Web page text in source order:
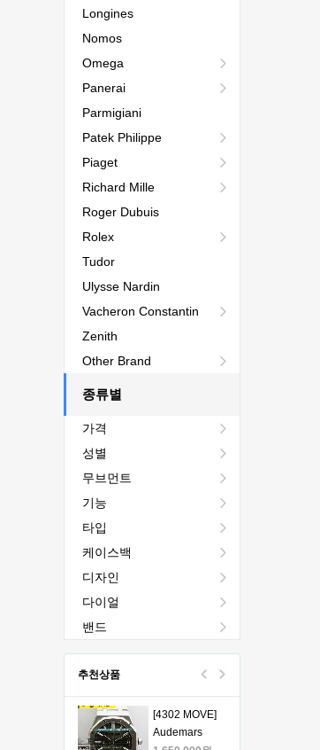
Longines
Nomos
Omega
Panerai
Parmigiani
Patek Philippe
Piaget
Richard Mille
Roger Dubuis
Rolex
Tudor
Ulysse Nardin
Vacheron Constantin
Zenith
Other Brand
종류별
가격
성별
무브먼트
기능
타입
케이스백
디자인
다이얼
밴드
추천상품
26240 50th SS
그래프 50주년
1,330,000원
26240 50th SS
얄오크 크르노
모델 베스트에
디션
Oak Chrono
V2 DDF 1:1
Best Edition -
1,330,000원
[4302 MOVE]
Audemars